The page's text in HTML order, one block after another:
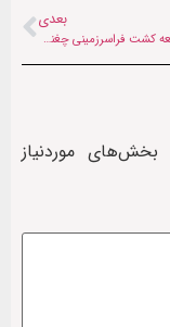
بعدی
ایران آماده توسعه کشت فراسرزمینی چغندر قند در افغانستان
بخش‌های موردنیاز